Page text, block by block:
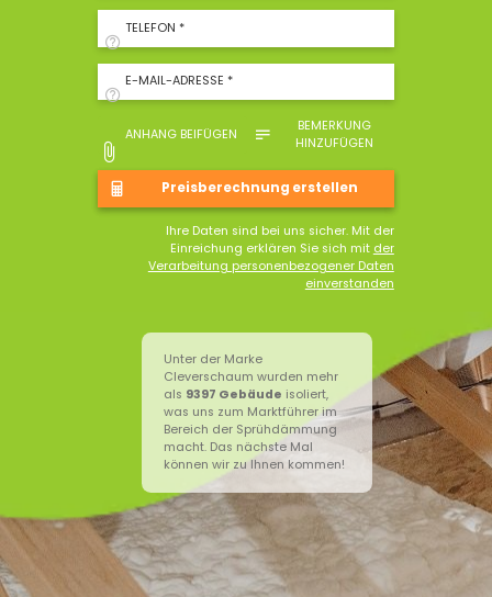
TELEFON *
E-MAIL-ADRESSE *
ANHANG BEIFÜGEN
BEMERKUNG
HINZUFÜGEN
Ihre Daten sind bei uns sicher. Mit der
Einreichung erklären Sie sich mit der
Verarbeitung personenbezogener Daten
einverstanden
Unter der Marke
Cleverschaum wurden mehr
als 9397 Gebäude isoliert,
was uns zum Marktführer im
Bereich der Sprühdämmung
macht. Das nächste Mal
können wir zu Ihnen kommen!